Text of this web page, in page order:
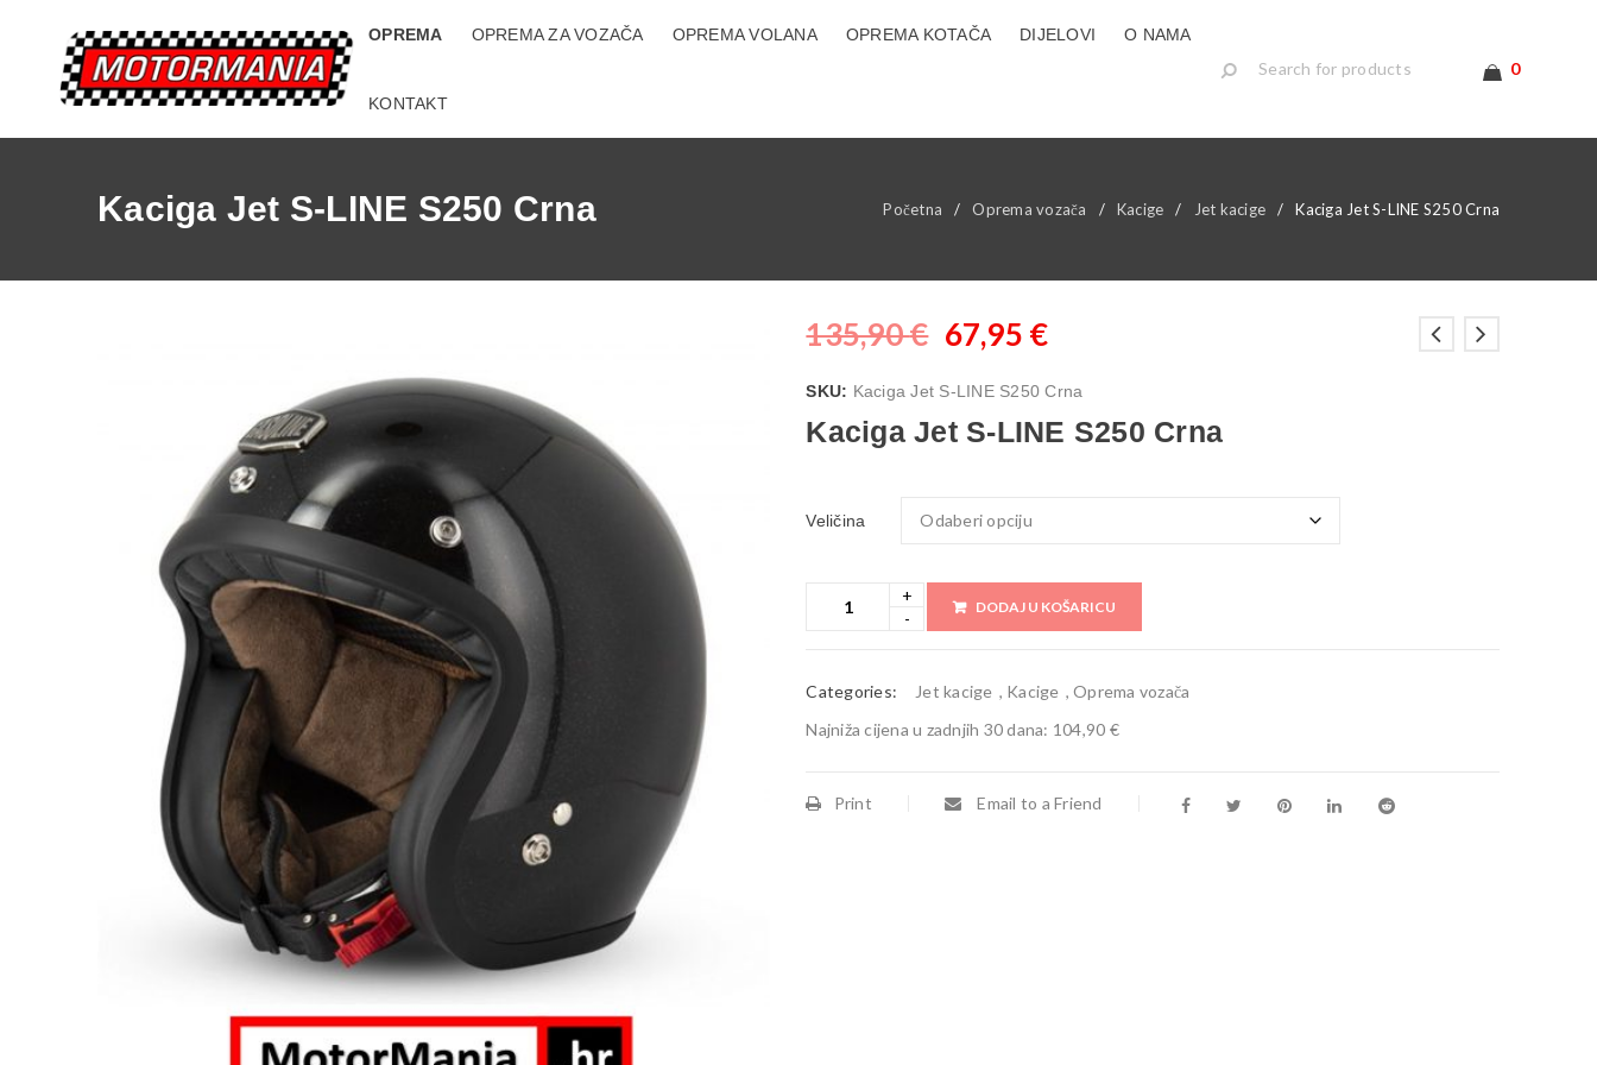
OPREMA OPREMA ZA VOZAČA OPREMA VOLANA OPREMA KOTAČA DIJELOVI O NAMA
KONTAKT
0
Kaciga Jet S-LINE S250 Crna Početna / Oprema vozača / Kacige / Jet kacige / Kaciga Jet S-LINE S250 Crna
135,90€ 67,95 €
SKU: Kaciga Jet S-LINE S250 Crna
Kaciga Jet S-LINE S250 Crna
Veličina
DODAJ U KOŠARICU
Categories: Jet kacige , Kacige ,Oprema vozača
Najniža cijena u zadnjih 30 dana: 104,90 €
Print Email to a Friend